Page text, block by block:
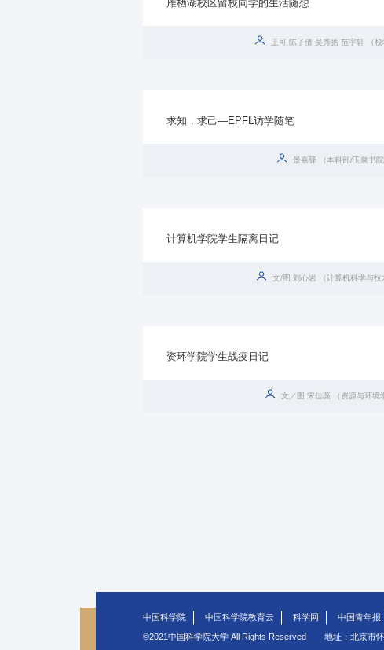
雁栖湖校区留校同学的生活随想
王可 陈子倩 吴秀皓 范宇轩 （校
求知，求己—EPFL访学随笔
景嘉驿 （本科部/玉泉书院
计算机学院学生隔离日记
文/图 刘心岩 （计算机科学与技
资环学院学生战疫日记
文／图 宋佳薇 （资源与环境
中国科学院 中国科学院教育云 科学网 中国青年报
©2021中国科学院大学 All Rights Reserved 地址：北京市